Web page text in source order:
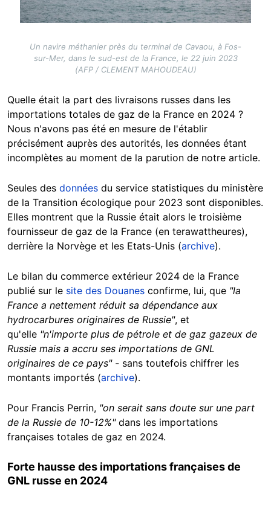
Un navire méthanier près du terminal de Cavaou, à Fos-
sur-Mer, dans le sud-est de la France, le 22 juin 2023
(AFP / CLEMENT MAHOUDEAU)
Quelle était la part des livraisons russes dans les
importations totales de gaz de la France en 2024 ?
Nous n'avons pas été en mesure de l'établir
précisément auprès des autorités, les données étant
incomplètes au moment de la parution de notre article.
Seules des données du service statistiques du ministère
de la Transition écologique pour 2023 sont disponibles.
Elles montrent que la Russie était alors le troisième
fournisseur de gaz de la France (en terawattheures),
derrière la Norvège et les Etats-Unis (archive).
Le bilan du commerce extérieur 2024 de la France
publié sur le site des Douanes confirme, lui, que "la
France a nettement réduit sa dépendance aux
hydrocarbures originaires de Russie", et
qu'elle "n'importe plus de pétrole et de gaz gazeux de
Russie mais a accru ses importations de GNL
originaires de ce pays" - sans toutefois chiffrer les
montants importés (archive).
Pour Francis Perrin, "on serait sans doute sur une part
de la Russie de 10-12%" dans les importations
françaises totales de gaz en 2024.
Forte hausse des importations françaises de
GNL russe en 2024